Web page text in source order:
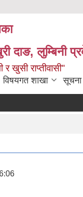
दाङ, लुम्बिनी
र खुसी राप्तीवासी"
विषयगत शाखा सूचना